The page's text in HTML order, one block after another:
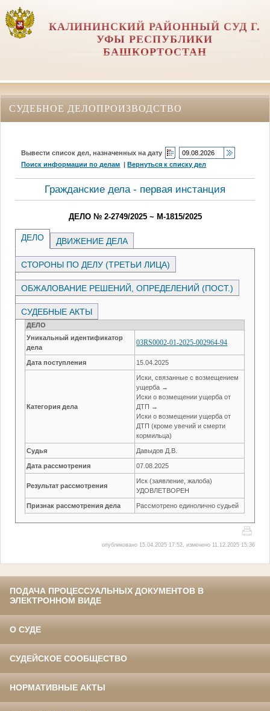
КАЛИНИНСКИЙ РАЙОННЫЙ СУД Г.
УФЫ РЕСПУБЛИКИ
БАШКОРТОСТАН
СУДЕБНОЕ ДЕЛОПРОИЗВОДСТВО
Вывести список дел, назначенных на дату
Поиск информации по делам |Вернуться к списку дел
Гражданские дела - первая инстанция
ДЕЛО № 2-2749/2025 ~ М-1815/2025
ДЕЛО ДВИЖЕНИЕ ДЕЛА
СТОРОНЫ ПО ДЕЛУ (ТРЕТЬИ ЛИЦА)
ОБЖАЛОВАНИЕ РЕШЕНИЙ, ОПРЕДЕЛЕНИЙ (ПОСТ.)
СУДЕБНЫЕ АКТЫ
ДЕЛО
Уникальный идентификатор
дела
03RS0002-01-2025-002964-94
Дата поступления 15.04.2025
Категория дела
Иски, связанные с возмещением
ущерба →
Иски о возмещении ущерба от
ДТП →
Иски о возмещении ущерба от
ДТП (кроме увечий и смерти
кормильца)
Судья Давыдов Д.В.
Дата рассмотрения 07.08.2025
Результат рассмотрения
Иск (заявление, жалоба)
УДОВЛЕТВОРЕН
Признак рассмотрения дела Рассмотрено единолично судьей
опубликовано 15.04.2025 17:52, изменено 11.12.2025 15:36
ПОДАЧА ПРОЦЕССУАЛЬНЫХ ДОКУМЕНТОВ В
ЭЛЕКТРОННОМ ВИДЕ
О СУДЕ
СУДЕЙСКОЕ СООБЩЕСТВО
НОРМАТИВНЫЕ АКТЫ